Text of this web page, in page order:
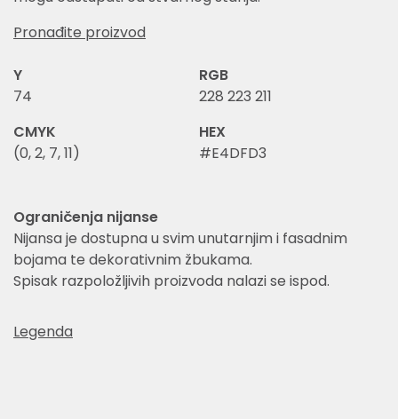
Pronađite proizvod
Y
74
RGB
228 223 211
CMYK
(0, 2, 7, 11)
HEX
#E4DFD3
Ograničenja nijanse
Nijansa je dostupna u svim unutarnjim i fasadnim
bojama te dekorativnim žbukama.
Spisak razpoložljivih proizvoda nalazi se ispod.
Legenda